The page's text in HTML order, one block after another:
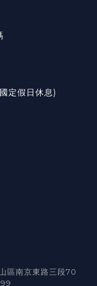
定假日休息)
區南京東路三段70